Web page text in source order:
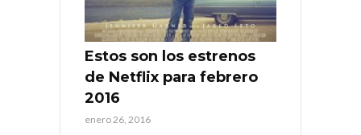
Estos son los estrenos
de Netflix para febrero
2016
enero 26, 2016